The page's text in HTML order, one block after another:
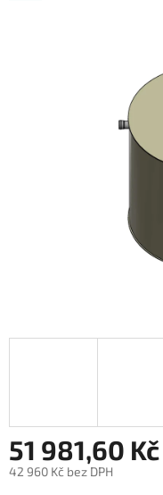
51 981,60 Kč
42 960 Kč bez DPH